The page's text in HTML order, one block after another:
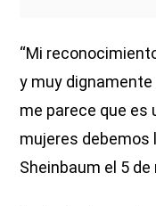
“Mi
y muy dignamente
me parece que es
mujeres debemos
Sheinbaum el 5 de